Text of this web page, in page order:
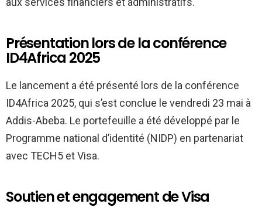
Présentation lors de la conférence
ID4Africa 2025
Le lancement a été présenté lors de la conférence
ID4Africa 2025, qui s’est conclue le vendredi 23 mai à
Addis-Abeba. Le portefeuille a été développé par le
Programme national d’identité (NIDP) en partenariat
avec TECH5 et Visa.
Soutien et engagement de Visa